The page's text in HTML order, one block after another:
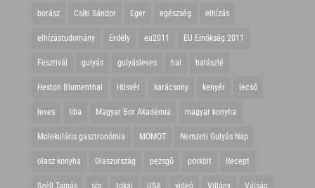
borász Csíki Sándor Eger egészség elhízás
elhízástudomány Erdély eu2011 EU Elnökség 2011
Fesztivál gulyás gulyásleves hal halászlé
Heston Blumenthal Húsvét karácsony kenyér lecsó
leves liba Magyar Bor Akadémia magyar konyha
Molekuláris gasztronómia MOMOT Nemzeti Gulyás Nap
olasz konyha Olaszország pezsgő pörkölt Recept
Széll Tamás sör tokaj USA videó Villány Válság